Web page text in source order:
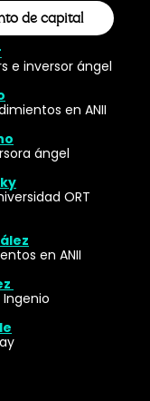
de capital
e inversor ángel
en ANII
ángel
ORT
en ANII